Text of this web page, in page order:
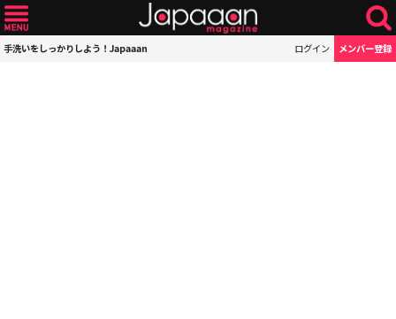
手洗いをしっかりしよう！Japaaan ログイン メンバー登録